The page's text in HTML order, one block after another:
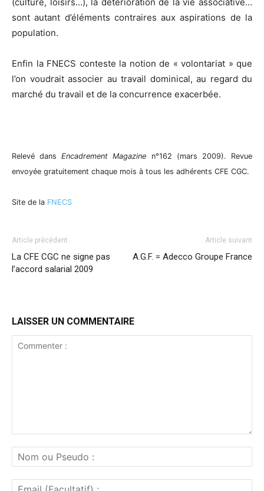
sont autant d’éléments contraires aux aspirations de la
population.
Enfin la FNECS conteste la notion de « volontariat » que
l’on voudrait associer au travail dominical, au regard du
marché du travail et de la concurrence exacerbée.
Relevé dansEncadrement Magazine n°162 (mars 2009). Revue
envoyée gratuitement chaque mois à tous les adhérents CFE CGC.
Site de la FNECS
Article précédent
La CFE CGC ne signe pas
l’accord salarial 2009
Article suivant
A.G.F. = Adecco Groupe France
LAISSER UN COMMENTAIRE